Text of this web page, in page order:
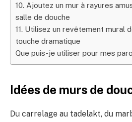
10. Ajoutez un mur à rayures
salle de douche
11. Utilisez un revêtement mural
touche dramatique
Que puis-je utiliser pour mes
Idées de murs de
Du carrelage au tadelakt, du